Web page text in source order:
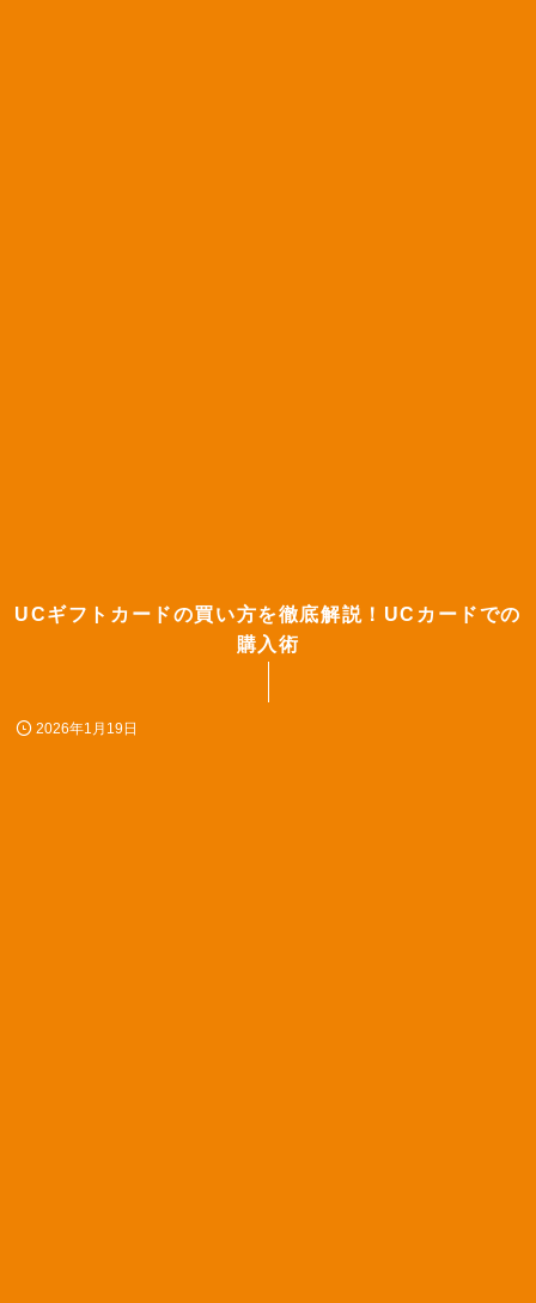
UCギフトカードの買い方を徹底解説！UCカードでの
購入術
2026年1月19日